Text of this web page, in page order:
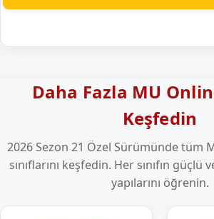
Daha Fazla MU
Keşfedin
2026 Sezon 21 Özel Sürümünde tüm
sınıflarını keşfedin. Her sınıfın güçlü
yapılarını öğrenin.